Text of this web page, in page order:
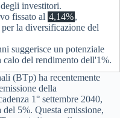
investitori.
fissato al 4,14%,
la diversificazione del
suggerisce un potenziale
calo del rendimento dell'1%.
(BTp) ha recentemente
della
1° settembre 2040,
5%. Questa emissione,